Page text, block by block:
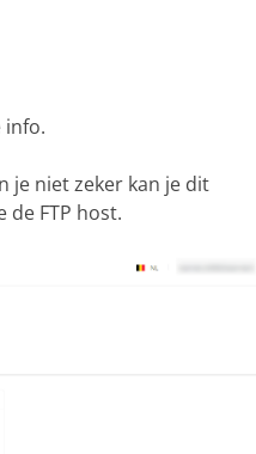
info.
je niet zeker kan je dit
FTP host.